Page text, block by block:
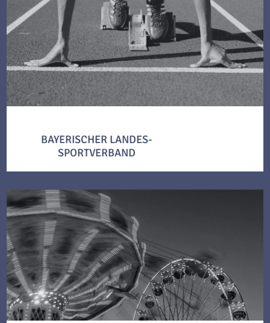
BAYERISCHER LANDES-
SPORTVERBAND